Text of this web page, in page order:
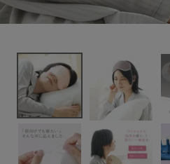
ブランドから探す
読み物
お問い合わせ
ログアウト